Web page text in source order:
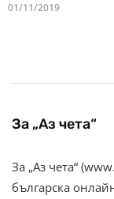
01/11/2019
За „Аз чета“
За „Аз чета“
българска